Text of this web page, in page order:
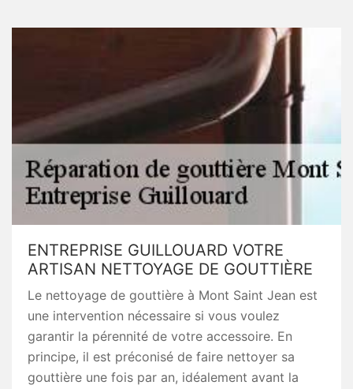
ENTREPRISE GUILLOUARD VOTRE
ARTISAN NETTOYAGE DE GOUTTIÈRE
Le nettoyage de gouttière à Mont Saint Jean est
une intervention nécessaire si vous voulez
garantir la pérennité de votre accessoire. En
principe, il est préconisé de faire nettoyer sa
gouttière une fois par an, idéalement avant la